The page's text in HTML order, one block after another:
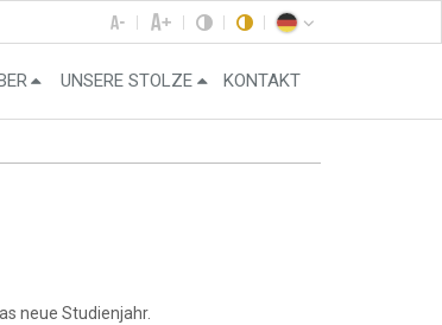
UNSERE STOLZE KONTAKT
neue Studienjahr.